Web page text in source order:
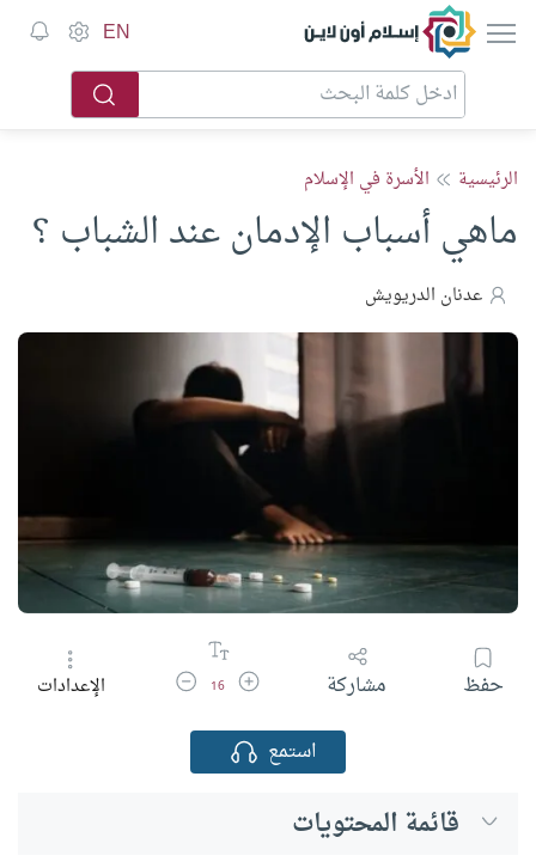
إسلام أون لاين EN
الرئيسية الأسرة في الإسلام
ماهي أسباب الإدمان عند الشباب ؟
عدنان الدريويش
حفظ مشاركة زيادة حجم الخط
16 تقليل حجم الخطالإعدادات
استمع
قائمة المحتويات